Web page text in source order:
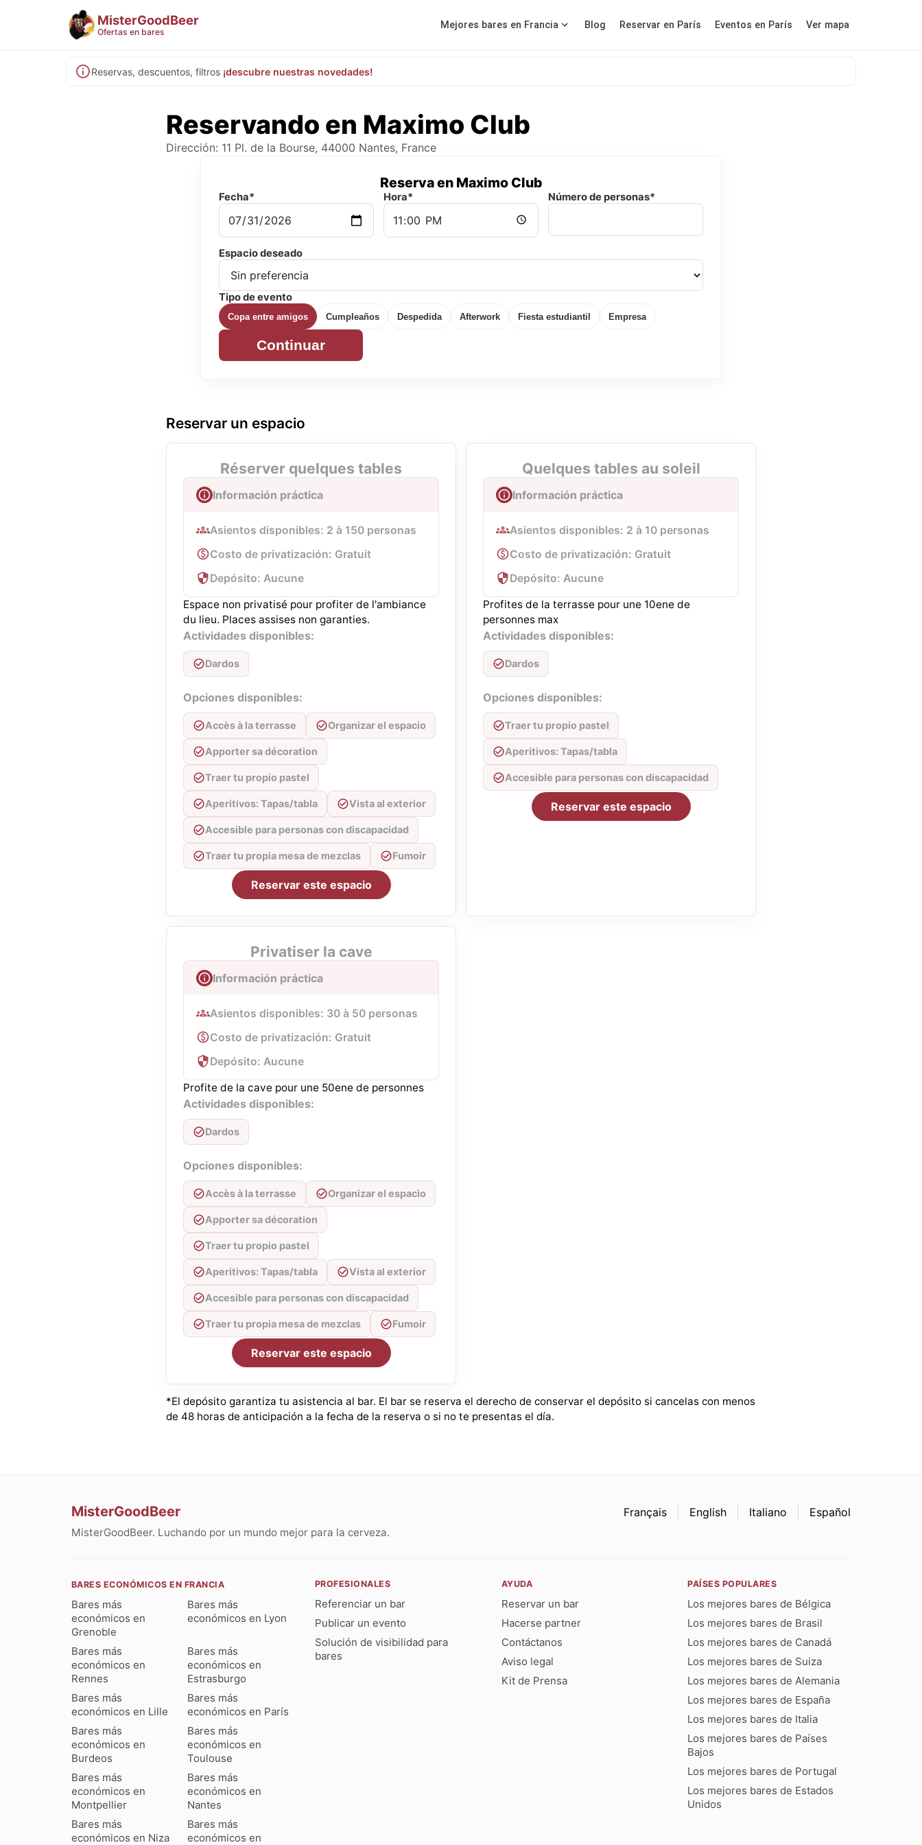
MisterGoodBeer
Ofertas en bares
Mejores bares en Francia Blog Reservar en París Eventos en París Ver mapa
Reservas, descuentos, filtros ¡descubre nuestras novedades!
Reservando en Maximo Club
Dirección: 11 Pl. de la Bourse, 44000 Nantes, France
Reserva en Maximo Club
Fecha* Hora* Número de personas*
Espacio deseado
Tipo de evento
Copa entre amigos Cumpleaños Despedida Afterwork Fiesta estudiantil Empresa
Continuar
Reservar un espacio
Réserver quelques tables
Información práctica
Asientos disponibles: 2 à 150 personas
Costo de privatización: Gratuit
Depósito: Aucune
Espace non privatisé pour profiter de l'ambiance
du lieu. Places assises non garanties.
Actividades disponibles:
Dardos
Opciones disponibles:
Accès à la terrasse Organizar el espacio
Apporter sa décoration
Traer tu propio pastel
Aperitivos: Tapas/tabla Vista al exterior
Accesible para personas con discapacidad
Traer tu propia mesa de mezclas Fumoir
Reservar este espacio
Quelques tables au soleil
Información práctica
Asientos disponibles: 2 à 10 personas
Costo de privatización: Gratuit
Depósito: Aucune
Profites de la terrasse pour une 10ene de
personnes max
Actividades disponibles:
Dardos
Opciones disponibles:
Traer tu propio pastel
Aperitivos: Tapas/tabla
Accesible para personas con discapacidad
Reservar este espacio
Privatiser la cave
Información práctica
Asientos disponibles: 30 à 50 personas
Costo de privatización: Gratuit
Depósito: Aucune
Profite de la cave pour une 50ene de personnes
Actividades disponibles:
Dardos
Opciones disponibles:
Accès à la terrasse Organizar el espacio
Apporter sa décoration
Traer tu propio pastel
Aperitivos: Tapas/tabla Vista al exterior
Accesible para personas con discapacidad
Traer tu propia mesa de mezclas Fumoir
Reservar este espacio
*El depósito garantiza tu asistencia al bar. El bar se reserva el derecho de conservar el depósito si cancelas con menos
de 48 horas de anticipación a la fecha de la reserva o si no te presentas el día.
MisterGoodBeer
MisterGoodBeer. Luchando por un mundo mejor para la cerveza.
Français English Italiano Español
BARES ECONÓMICOS EN FRANCIA
Bares más
económicos en
Grenoble
Bares más
económicos en Lyon
Bares más
económicos en
Rennes
Bares más
económicos en
Estrasburgo
Bares más
económicos en Lille
Bares más
económicos en París
Bares más
económicos en
Burdeos
Bares más
económicos en
Toulouse
Bares más
económicos en
Montpellier
Bares más
económicos en
Nantes
Bares más
económicos en Niza
Bares más
económicos en
PROFESIONALES
Referenciar un bar
Publicar un evento
Solución de visibilidad para
bares
AYUDA
Reservar un bar
Hacerse partner
Contáctanos
Aviso legal
Kit de Prensa
PAÍSES POPULARES
Los mejores bares de Bélgica
Los mejores bares de Brasil
Los mejores bares de Canadá
Los mejores bares de Suiza
Los mejores bares de Alemania
Los mejores bares de España
Los mejores bares de Italia
Los mejores bares de Países
Bajos
Los mejores bares de Portugal
Los mejores bares de Estados
Unidos